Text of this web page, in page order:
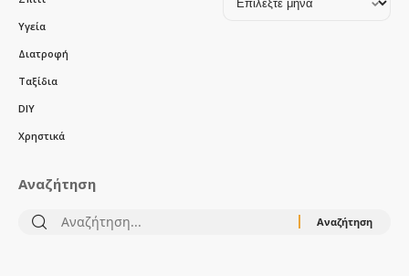
Υγεία
Διατροφή
Ταξίδια
DIY
Χρηστικά
Αναζήτηση
Αναζήτηση